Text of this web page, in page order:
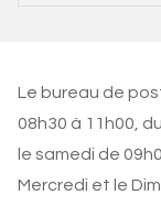
Le bureau de
08h30 à 11h00,
le samedi de
Mercredi et le